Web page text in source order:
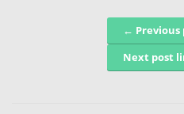
Post navigation← Previous
Next post